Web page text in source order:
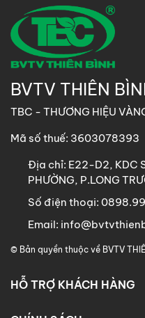
BVTV THIÊN
TBC - THƯƠNG HIỆU
Mã số thuế: 3603078393
Địa chỉ: E22-D2, KDC
PHƯỜNG, P.LONG
Số điện thoại:
Email:
© Bản quyền thuộc về BVTV
HỖ TRỢ KHÁCH HÀNG